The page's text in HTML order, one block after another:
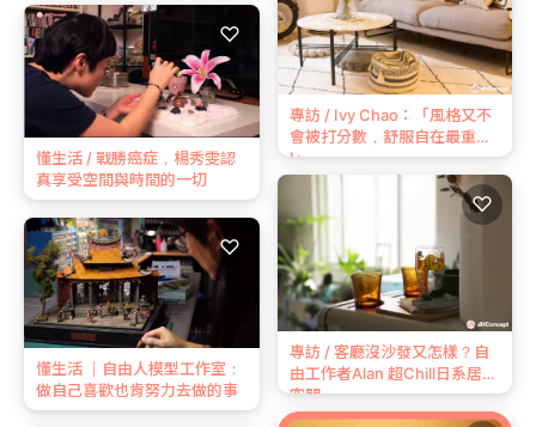
專訪 / Ivy Chao：「風格又不
會被打分數，舒服自在最重要
!」
專訪 / 客廳沒沙發又怎樣？自
由工作者Alan 超Chill日系居家
空間
♡
懂生活 / 戰勝癌症，楊秀雯認
真享受空間與時間的一切
♡
懂生活 ｜自由人模型工作室：
做自己喜歡也肯努力去做的事
♡